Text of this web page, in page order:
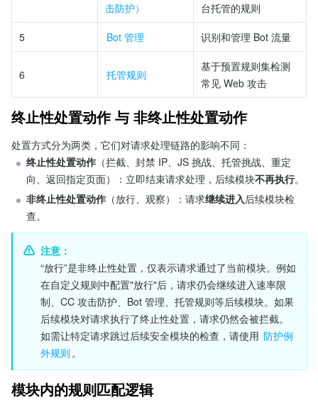
击防护）
台托管的规则
5 Bot 管理 识别和管理 Bot 流量
6 托管规则
基于预置规则集检测
常见 Web 攻击
终止性处置动作 与 非终止性处置动作
处置方式分为两类，它们对请求处理链路的影响不同：
终止性处置动作 （拦截、封禁 IP、JS 挑战、托管挑战、重定
向、返回指定页面）：立即结束请求处理，后续模块不再执行。
非终止性处置动作 （放行、观察）：请求继续进入后续模块检
查。
注意：
“放行”是非终止性处置，仅表示请求通过了当前模块。例如
在自定义规则中配置"放行"后，请求仍会继续进入速率限
制、CC 攻击防护、Bot 管理、托管规则等后续模块。如果
后续模块对请求执行了终止性处置，请求仍然会被拦截。
如需让特定请求跳过后续安全模块的检查，请使用 防护例
外规则 。
模块内的规则匹配逻辑